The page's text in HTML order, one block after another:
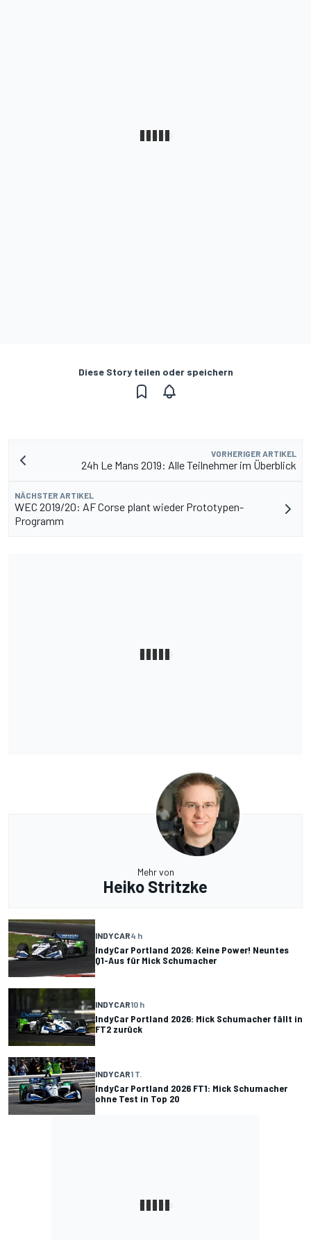
Diese Story teilen oder speichern
VORHERIGER ARTIKEL
24h Le Mans 2019: Alle Teilnehmer im Überblick
NÄCHSTER ARTIKEL
WEC 2019/20: AF Corse plant wieder Prototypen-
Programm
Mehr von
Heiko Stritzke
INDYCAR4 h
IndyCar Portland 2026: Keine Power! Neuntes
Q1-Aus für Mick Schumacher
INDYCAR10 h
IndyCar Portland 2026: Mick Schumacher fällt in
FT2 zurück
INDYCAR1 T.
IndyCar Portland 2026 FT1: Mick Schumacher
ohne Test in Top 20